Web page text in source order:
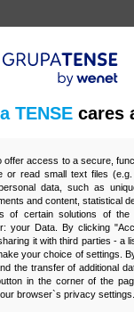
TENSE cares
offer access to a secure,
or read small text files
data, such as
and content, statistical
of certain solutions of
your Data. By clicking
it with third parties - a
your choice of settings.
the transfer of additional
in the corner of the
browser`s privacy
się
pracy. Przede
jak i stron
o
czasu